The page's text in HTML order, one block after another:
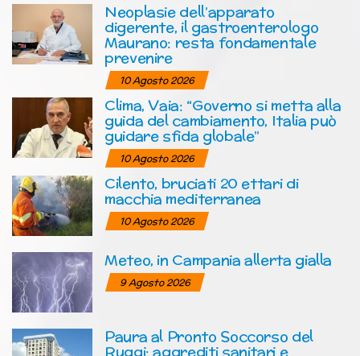
Neoplasie dell’apparato
digerente, il gastroenterologo
Maurano: resta fondamentale
prevenire
10 Agosto 2026
Clima, Vaia: “Governo si metta alla
guida del cambiamento, Italia può
guidare sfida globale”
10 Agosto 2026
Cilento, bruciati 20 ettari di
macchia mediterranea
10 Agosto 2026
Meteo, in Campania allerta gialla
9 Agosto 2026
Paura al Pronto Soccorso del
Ruggi: aggrediti sanitari e